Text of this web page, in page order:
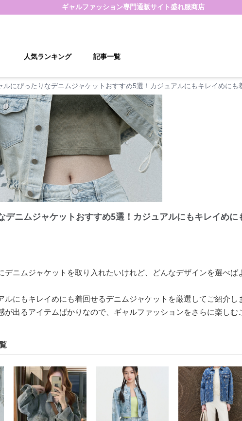
ギャルファッション専門通販サイト盛れ服商店
人気ランキング 記事一覧
ルにぴったりなデニムジャケットおすすめ5選！カジュアルにもキレイめに
デニムジャケットおすすめ5選！カジュアルにもキレイめ
デニムジャケットを取り入れたいけれど、どんなデザインを選べ
ルにもキレイめにも着回せるデニムジャケットを厳選してご紹介し
が出るアイテムばかりなので、ギャルファッションをさらに楽しむ